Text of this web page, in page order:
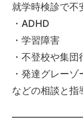
就学時検診で不
・ADHD
・学習障害
・不登校や集団
・発達グレーゾ
などの相談と指